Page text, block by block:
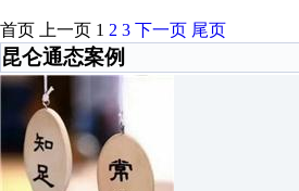
首页 上一页 1 2 3 下一页 尾页
昆仑通态案例